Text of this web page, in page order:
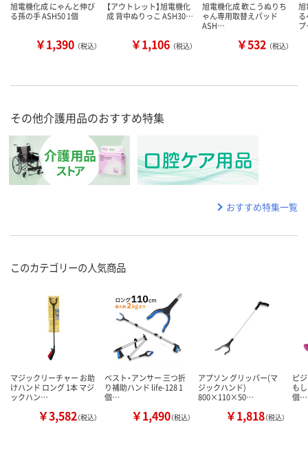
旭電機化成 にゃんと伸び
る孫の手 ASH50 1個
￥1,390 （税込）
【アウトレット】旭電機化
成 背中ぬりっこ ASH30…
￥1,106 （税込）
旭電機化成 軟こうぬりち
ゃん専用取替えパッド
ASH…
￥532 （税込）
旭
その他介護用品のおすすめ特集
おすすめ特集一覧
このカテゴリーの人気商品
マジックリーチャー お助
けハンド ロング 1本 マジ
ックハン…
￥3,582（税込）
ベスト・アンサー 三つ折
り補助ハンド life-128 1
個…
￥1,490（税込）
アプソン グリッパー(マ
ジックハンド)
800×110×50…
￥1,818（税込）
ピ
も
個…